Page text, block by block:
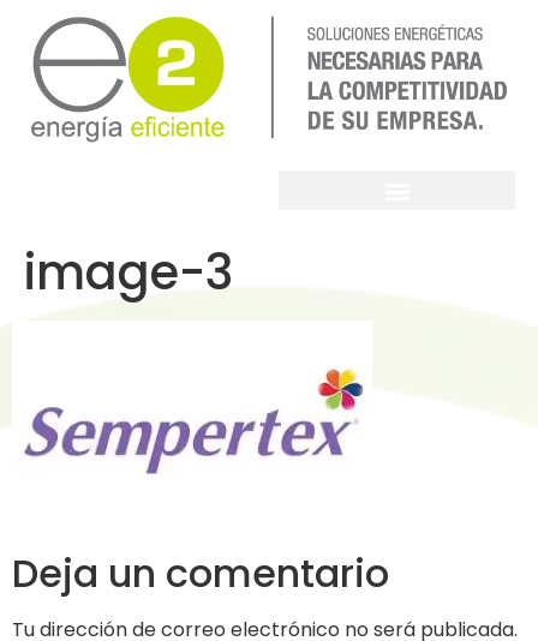
image-3
Deja un comentario
Tu dirección de correo electrónico no será publicada.